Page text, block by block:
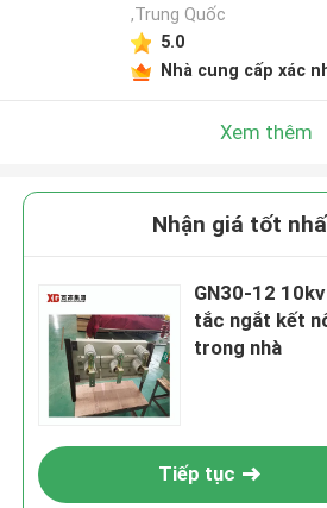
,Trung Quốc
5.0
Nhà cung cấp xác
Xem thêm
Nhận giá tốt
GN30-12
tắc ngắt kết
trong nhà
Tiếp tục